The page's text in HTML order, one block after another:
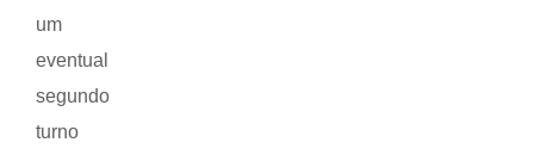
um
eventual
segundo
turno